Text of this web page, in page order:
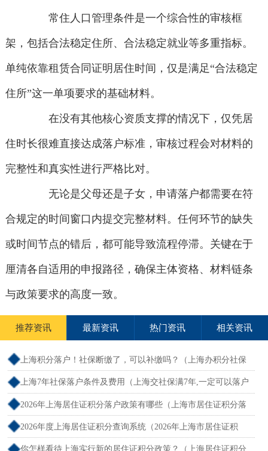
常住人口管理条件是一个综合性的审核框
架，包括合法稳定住所、合法稳定就业等多重指标。
单纯依靠租赁合同证明居住时间，仅是满足“合法稳定
住所”这一单项要求的基础材料。
在没有其他核心资质支撑的情况下，仅凭居
住时长很难直接达成落户标准，审核过程会对材料的
完整性和真实性进行严格比对。
无论是父母还是子女，申请落户都需要在符
合规定的时间窗口内提交完整材料。任何环节的缺失
或时间节点的错后，都可能导致流程停滞。关键在于
厘清各自适用的申报路径，确保主体资格、材料链条
与政策要求的高度一致。
推荐资讯 最新资讯 热门资讯 相关资讯
上海积分落户！社保断缴了，可以补缴吗？（上海办积分社保
断交需要重新计算吗）
上海7年社保落户条件及费用（上海交社保满7年,一定可以落户
吗？）
2026年上海居住证积分落户政策有哪些（上海市居住证积分落
户政策2026年）
2026年度上海居住证积分查询系统（2026年上海市居住证积
分）
你怎样看待上海实行新的居住证积分政策？（上海居住证积分